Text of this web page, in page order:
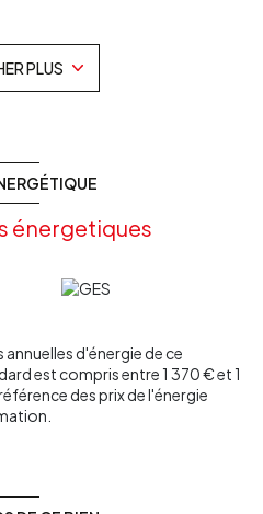
directement à une grande
les courses.
être isolés, entre LANGON et
auxquels ce bien est exposé
Les Clés d'Aquitaine au
PLUS
énergetiques
d'énergie de ce
est compris entre 1 370 € et 1
des prix de l'énergie